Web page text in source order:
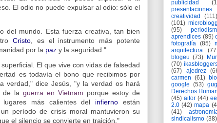
El odio no puede expulsar al odio: sólo el
del mundo. Esta fuerza creativa, tan bien
Cristo, es el instrumento más potente
por la paz y la seguridad."
El que vive con vidas de falsedad
es todavía el bono que recibimos por
verdad," dice Jesús, "y la verdad os hará
de laguerra en Vietnam porque estoy de
más calientes del infierno están
período de crisis moral mantuvieron su
el silencio se convierte en traición."
publicidad
presentaciones
creatividad
(111)
(101)
(95)
aprendices (89)
fotografía (85)
arquitectura
blogeu (73)
(70)
(67)
ajedrez
carmen (61)
google (53)
Derechos
(45) aitor (44)
2.0 (42) mapa
(41)
sindicalismo (38)